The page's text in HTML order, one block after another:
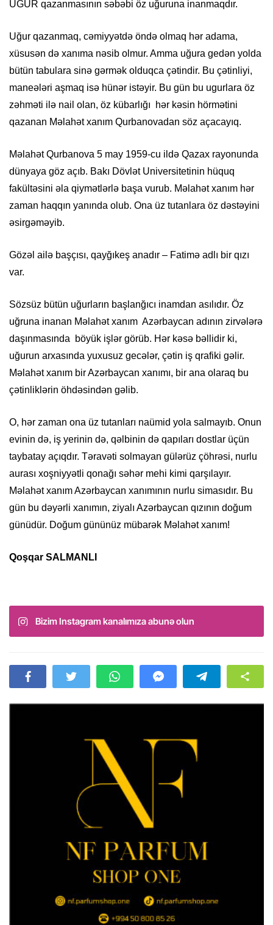
UĞUR qazanmasının səbəbi öz uğuruna inanmaqdır.
Uğur qazanmaq, cəmiyyətdə öndə olmaq hər adama,
xüsusən də xanıma nəsib olmur. Amma uğura gedən yolda
bütün tabulara sinə gərmək olduqca çətindir. Bu çətinliyi,
maneələri aşmaq isə hünər istəyir. Bu gün bu ugurlara öz
zəhməti ilə nail olan, öz kübarlığı hər kəsin hörmətini
qazanan Məlahət xanım Qurbanovadan söz açacayıq.
Məlahət Qurbanova 5 may 1959-cu ildə Qazax rayonunda
dünyaya göz açıb. Bakı Dövlət Universitetinin hüquq
fakültəsini əla qiymətlərlə başa vurub. Məlahət xanım hər
zaman haqqın yanında olub. Ona üz tutanlara öz dəstəyini
əsirgəməyib.
Gözəl ailə başçısı, qayğıkeş anadır – Fatimə adlı bir qızı
var.
Sözsüz bütün uğurların başlanğıcı inamdan asılıdır. Öz
uğruna inanan Məlahət xanım Azərbaycan adının zirvələrə
daşınmasında böyük işlər görüb. Hər kəsə bəllidir ki,
uğurun arxasında yuxusuz gecələr, çətin iş qrafiki gəlir.
Məlahət xanım bir Azərbaycan xanımı, bir ana olaraq bu
çətinliklərin öhdəsindən gəlib.
O, hər zaman ona üz tutanları naümid yola salmayıb. Onun
evinin də, iş yerinin də, qəlbinin də qapıları dostlar üçün
taybatay açıqdır. Təravəti solmayan gülərüz çöhrəsi, nurlu
aurası xoşniyyətli qonağı səhər mehi kimi qarşılayır.
Məlahət xanım Azərbaycan xanımının nurlu simasıdır. Bu
gün bu dəyərli xanımın, ziyalı Azərbaycan qızının doğum
günüdür. Doğum gününüz mübarək Məlahət xanım!
Qoşqar SALMANLI
Bizim Instagram kanalımıza abunə olun